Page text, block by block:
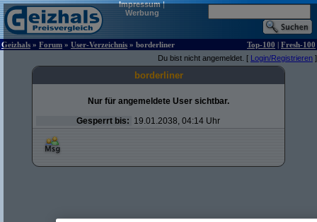
Impressum|
Werbung
Geizhals » Forum » User-Verzeichnis » borderliner Top-100 | Fresh-100
Du bist nicht angemeldet. [ Login/Registrieren ]
borderliner
Nur für angemeldete User sichtbar.
Gesperrt bis: 19.01.2038, 04:14 Uhr